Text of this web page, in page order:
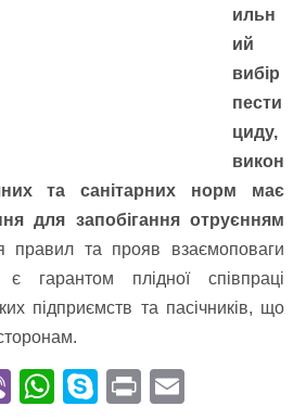
ильн
ий
вибір
пести
циду,
викон
та санітарних норм має
для запобігання отруєнням
правил та прояв взаємоповаги
гарантом плідної співпраці
підприємств та пасічників, що
Vi W S Pr